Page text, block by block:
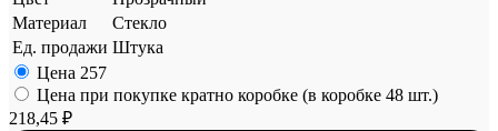
Материал
Стекло
Ед. продажи Штука
Цена 257
Цена при покупке кратно коробке (в коробке 48 шт.)
218,45 ₽